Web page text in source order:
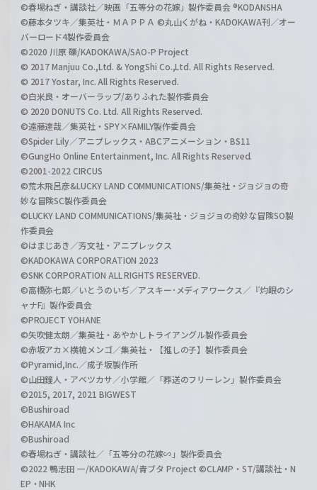
©春場ねぎ・講談社／映画「五等分の花嫁」製作委員会 ®KODANSHA
©藤本タツキ／集英社・ＭＡＰＰＡ ©丸山くがね・KADOKAWA刊／オー
バーロード4製作委員会
©2020 川原 礫/KADOKAWA/SAO-P Project
© 2017 Manjuu Co.,Ltd. & YongShi Co.,Ltd. All Rights Reserved.
© 2017 Yostar, Inc. All Rights Reserved.
©白米良・オーバーラップ/ありふれた製作委員会
© 2020 DONUTS Co. Ltd. All Rights Reserved.
©遠藤達哉／集英社・SPY×FAMILY製作委員会
©Spider Lily／アニプレックス・ABCアニメーション・BS11
©GungHo Online Entertainment, Inc. All Rights Reserved.
©2001-2022 CIRCUS
©荒木飛呂彦&LUCKY LAND COMMUNICATIONS/集英社・ジョジョの奇
妙な冒険SC製作委員会
©LUCKY LAND COMMUNICATIONS/集英社・ジョジョの奇妙な冒険SO製
作委員会
©はまじあき／芳文社・アニプレックス
©KADOKAWA CORPORATION 2023
©SNK CORPORATION ALL RIGHTS RESERVED.
©高橋弥七郎／いとうのいぢ／アスキー･メディアワークス／『灼眼のシ
ャナF』製作委員会
©PROJECT YOHANE
©矢吹健太朗／集英社・あやかしトライアングル製作委員会
©赤坂アカ×横槍メンゴ／集英社・【推しの子】製作委員会
©Pyramid,Inc.／成子坂製作所
©山田鐘人・アベツカサ／小学館／「葬送のフリーレン」製作委員会
©2015, 2017, 2021 BIGWEST
©Bushiroad
©HAKAMA Inc
©Bushiroad
©春場ねぎ・講談社／「五等分の花嫁∽」製作委員会
©2022 鴨志田 一/KADOKAWA/青ブタ Project ©CLAMP・ST/講談社・N
EP・NHK